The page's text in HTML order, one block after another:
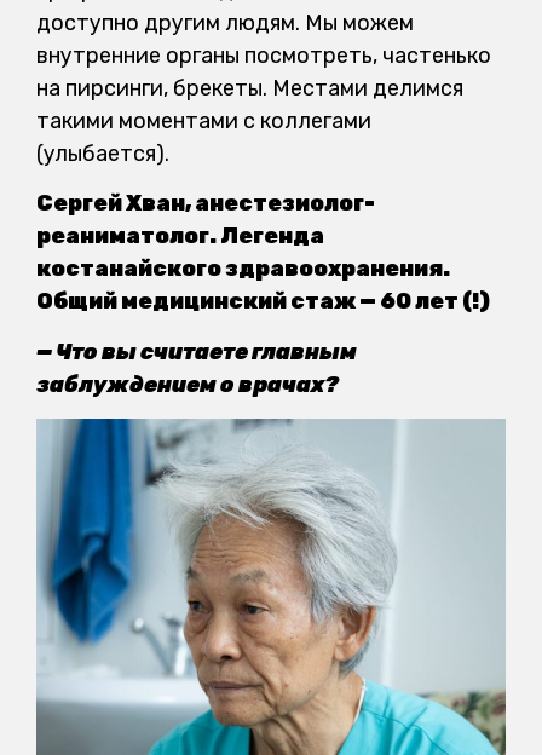
доступно другим людям. Мы можем
внутренние органы посмотреть, частенько
на пирсинги, брекеты. Местами делимся
такими моментами с коллегами
(улыбается).
Сергей Хван, анестезиолог-
реаниматолог. Легенда
костанайского здравоохранения.
Общий медицинский стаж — 60 лет (!)
— Что вы считаете главным
заблуждением о врачах?